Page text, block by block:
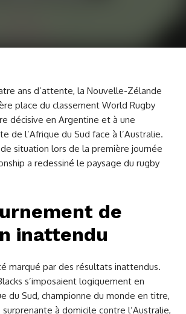
ans d’attente, la Nouvelle-Zélande
place du classement World Rugby
décisive en Argentine et à une
de l’Afrique du Sud face à l’Australie.
situation lors de la première journée
a redessiné le paysage du rugby
de
inattendu
marqué par des résultats inattendus.
s’imposaient logiquement en
du Sud, championne du monde en titre,
à domicile contre l’Australie,